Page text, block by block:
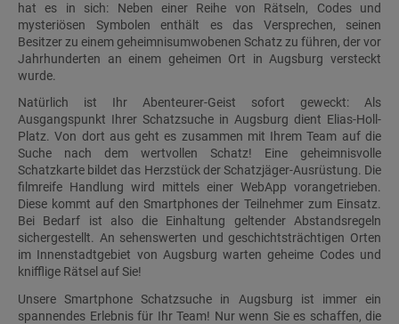
hat es in sich: Neben einer Reihe von Rätseln, Codes und
mysteriösen Symbolen enthält es das Versprechen, seinen
Besitzer zu einem geheimnisumwobenen Schatz zu führen, der vor
Jahrhunderten an einem geheimen Ort in Augsburg versteckt
wurde.
Natürlich ist Ihr Abenteurer-Geist sofort geweckt: Als
Ausgangspunkt Ihrer Schatzsuche in Augsburg dient Elias-Holl-
Platz. Von dort aus geht es zusammen mit Ihrem Team auf die
Suche nach dem wertvollen Schatz! Eine geheimnisvolle
Schatzkarte bildet das Herzstück der Schatzjäger-Ausrüstung. Die
filmreife Handlung wird mittels einer WebApp vorangetrieben.
Diese kommt auf den Smartphones der Teilnehmer zum Einsatz.
Bei Bedarf ist also die Einhaltung geltender Abstandsregeln
sichergestellt. An sehenswerten und geschichtsträchtigen Orten
im Innenstadtgebiet von Augsburg warten geheime Codes und
knifflige Rätsel auf Sie!
Unsere Smartphone Schatzsuche in Augsburg ist immer ein
spannendes Erlebnis für Ihr Team! Nur wenn Sie es schaffen, die